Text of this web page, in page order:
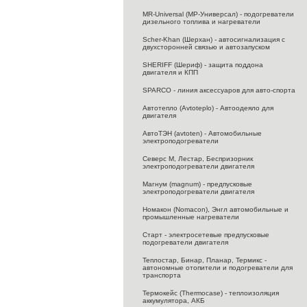
MR-Universal (МР-Универсал) - подогреватели
дизельного топлива и нагреватели
Scher-Khan (Шерхан) - автосигнализация с
двухсторонней связью и автозапуском
SHERIFF (Шериф) - защита поддона
двигателя и КПП
SPARCO - линия аксессуаров для авто-спорта
Автотепло (Avtoteplo) - Автоодеяло для
двигателя
АвтоТЭН (avtoten) - Автомобильные
электроподогреватели
Северс M, Лестар, Беспризорник
электроподогреватели двигателя
Магнум (magnum) - предпусковые
электроподогреватели двигателя
Номакон (Nomacon), Энгл автомобильные и
промышленные нагреватели
Старт - электросетевые предпусковые
подогреватели двигателя
Теплостар, Бинар, Планар, Термикс -
автономные отопители и подогреватели для
транспорта
Термокейс (Thermocase) - теплоизоляция
аккумулятора, АКБ